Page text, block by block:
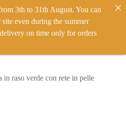
IT ENACCEDI
in raso verde con rete in pelle
3th to 31th August. You can
even during the summer
on time only for orders